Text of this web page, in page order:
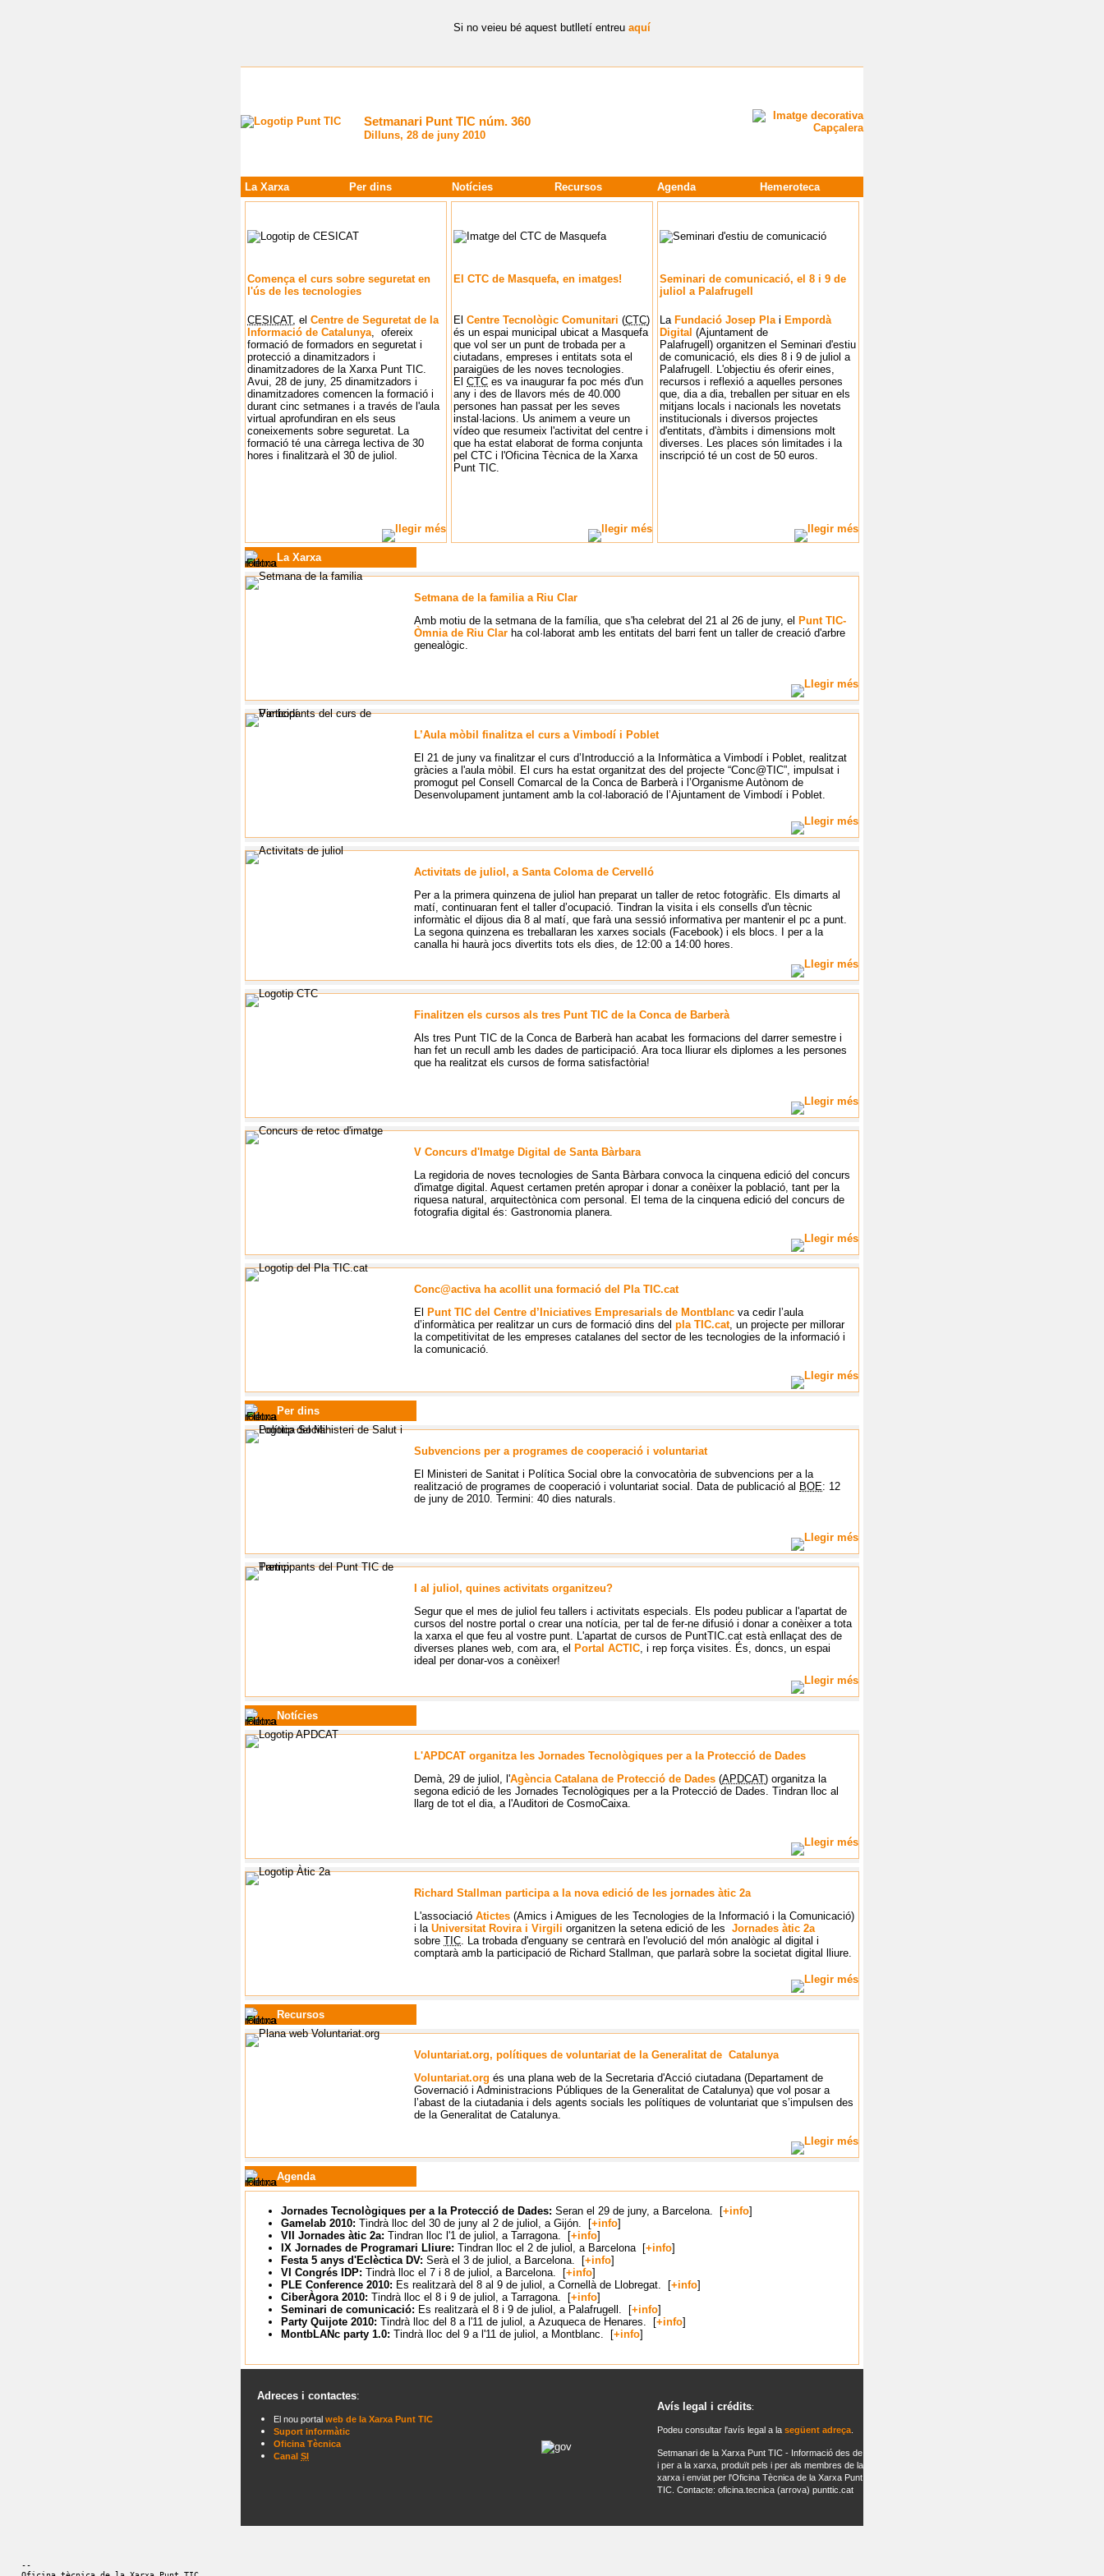
Si no veieu bé aquest butlletí entreu aquí
Setmanari Punt TIC núm. 360
Dilluns, 28 de juny 2010
La Xarxa Per dins Notícies Recursos Agenda Hemeroteca
Comença el curs sobre seguretat en
l'ús de les tecnologies
CESICAT, el Centre de Seguretat de la
Informació de Catalunya, ofereix
formació de formadors en seguretat i
protecció a dinamitzadors i
dinamitzadores de la Xarxa Punt TIC.
Avui, 28 de juny, 25 dinamitzadors i
dinamitzadores comencen la formació i
durant cinc setmanes i a través de l'aula
virtual aprofundiran en els seus
coneixements sobre seguretat. La
formació té una càrrega lectiva de 30
hores i finalitzarà el 30 de juliol.
El CTC de Masquefa, en imatges!
El Centre Tecnològic Comunitari (CTC)
és un espai municipal ubicat a Masquefa
que vol ser un punt de trobada per a
ciutadans, empreses i entitats sota el
paraigües de les noves tecnologies.
El CTC es va inaugurar fa poc més d'un
any i des de llavors més de 40.000
persones han passat per les seves
instal·lacions. Us animem a veure un
vídeo que resumeix l'activitat del centre i
que ha estat elaborat de forma conjunta
pel CTC i l'Oficina Tècnica de la Xarxa
Punt TIC.
Seminari de comunicació, el 8 i 9 de
juliol a Palafrugell
La Fundació Josep Plai Empordà
Digital (Ajuntament de
Palafrugell) organitzen el Seminari d'estiu
de comunicació, els dies 8 i 9 de juliol a
Palafrugell. L'objectiu és oferir eines,
recursos i reflexió a aquelles persones
que, dia a dia, treballen per situar en els
mitjans locals i nacionals les novetats
institucionals i diversos projectes
d'entitats, d'àmbits i dimensions molt
diverses. Les places són limitades i la
inscripció té un cost de 50 euros.
La Xarxa
Setmana de la familia a Riu Clar
Amb motiu de la setmana de la família, que s'ha celebrat del 21 al 26 de juny, el Punt TIC-
Òmnia de Riu Clar ha col·laborat amb les entitats del barri fent un taller de creació d'arbre
genealògic.
L’Aula mòbil finalitza el curs a Vimbodí i Poblet
El 21 de juny va finalitzar el curs d’Introducció a la Informàtica a Vimbodí i Poblet, realitzat
gràcies a l'aula mòbil. El curs ha estat organitzat des del projecte “Conc@TIC”, impulsat i
promogut pel Consell Comarcal de la Conca de Barberà i l’Organisme Autònom de
Desenvolupament juntament amb la col·laboració de l’Ajuntament de Vimbodí i Poblet.
Activitats de juliol, a Santa Coloma de Cervelló
Per a la primera quinzena de juliol han preparat un taller de retoc fotogràfic. Els dimarts al
matí, continuaran fent el taller d’ocupació. Tindran la visita i els consells d'un tècnic
informàtic el dijous dia 8 al matí, que farà una sessió informativa per mantenir el pc a punt.
La segona quinzena es treballaran les xarxes socials (Facebook) i els blocs. I per a la
canalla hi haurà jocs divertits tots els dies, de 12:00 a 14:00 hores.
Finalitzen els cursos als tres Punt TIC de la Conca de Barberà
Als tres Punt TIC de la Conca de Barberà han acabat les formacions del darrer semestre i
han fet un recull amb les dades de participació. Ara toca lliurar els diplomes a les persones
que ha realitzat els cursos de forma satisfactòria!
V Concurs d'Imatge Digital de Santa Bàrbara
La regidoria de noves tecnologies de Santa Bàrbara convoca la cinquena edició del concurs
d'imatge digital. Aquest certamen pretén apropar i donar a conèixer la població, tant per la
riquesa natural, arquitectònica com personal. El tema de la cinquena edició del concurs de
fotografia digital és: Gastronomia planera.
Conc@activa ha acollit una formació del Pla TIC.cat
El
Punt TIC del Centre d’Iniciatives Empresarials de Montblanc va cedir l’aula
d’informàtica per realitzar un curs de formació dins del pla TIC.cat, un projecte per millorar
la competitivitat de les empreses catalanes del sector de les tecnologies de la informació i
la comunicació.
Per dins
Subvencions per a programes de cooperació i voluntariat
El Ministeri de Sanitat i Política Social obre la convocatòria de subvencions per a la
realització de programes de cooperació i voluntariat social. Data de publicació al BOE: 12
de juny de 2010. Termini: 40 dies naturals.
I al juliol, quines activitats organitzeu?
Segur que el mes de juliol feu tallers i activitats especials. Els podeu publicar a l'apartat de
cursos del nostre portal o crear una notícia, per tal de fer-ne difusió i donar a conèixer a tota
la xarxa el que feu al vostre punt. L'apartat de cursos de PuntTIC.cat està enllaçat des de
diverses planes web, com ara, el Portal ACTIC , i rep força visites. És, doncs, un espai
ideal per donar-vos a conèixer!
Notícies
L'APDCAT organitza les Jornades Tecnològiques per a la Protecció de Dades
Demà, 29 de juliol, l'Agència Catalana de Protecció de Dades (APDCAT) organitza la
segona edició de les Jornades Tecnològiques per a la Protecció de Dades. Tindran lloc al
llarg de tot el dia, a l'Auditori de CosmoCaixa.
Richard Stallman participa a la nova edició de les jornades àtic 2a
L'associació Atictes (Amics i Amigues de les Tecnologies de la Informació i la Comunicació)
i la Universitat Rovira i Virgili organitzen la setena edició de les Jornades àtic 2a
sobre TIC . La trobada d'enguany se centrarà en l'evolució del món analògic al digital i
comptarà amb la participació de Richard Stallman, que parlarà sobre la societat digital lliure.
Recursos
Voluntariat.org, polítiques de voluntariat de la Generalitat de Catalunya
Voluntariat.org és una plana web de la Secretaria d'Acció ciutadana (Departament de
Governació i Administracions Públiques de la Generalitat de Catalunya) que vol posar a
l’abast de la ciutadania i dels agents socials les polítiques de voluntariat que s’impulsen des
de la Generalitat de Catalunya.
Agenda
Jornades Tecnològiques per a la Protecció de Dades: Seran el 29 de juny, a Barcelona. [+info]
Gamelab 2010: Tindrà lloc del 30 de juny al 2 de juliol, a Gijón [+info]
VII Jornades àtic 2a: Tindran lloc l'1 de juliol, a Tarragona [+info]
IX Jornades de Programari Lliure: Tindran lloc el 2 de juliol, a Barcelona [+info]
Festa 5 anys d'Eclèctica DV: Serà el 3 de juliol, a Barcelona [+info]
VI Congrés IDP: Tindrà lloc el 7 i 8 de juliol, a Barcelona [+info]
PLE Conference 2010: Es realitzarà del 8 al 9 de juliol, a Cornellà de Llobregat [+info]
CiberÀgora 2010: Tindrà lloc el 8 i 9 de juliol, a Tarragona [+info]
Seminari de comunicació: Es realitzarà el 8 i 9 de juliol, a Palafrugell. [+info]
Party Quijote 2010: Tindrà lloc del 8 a l'11 de juliol, a Azuqueca de Henares. [+info]
MontbLANc party 1.0: Tindrà lloc del 9 a l'11 de juliol, a Montblanc. [+info]
Adreces i contactes:
El nou portal web de la Xarxa Punt TIC
Suport informàtic
Oficina Tècnica
Canal SI
Avís legal i crédits:
Podeu consultar l'avís legal a la següent adreça
Setmanari de la Xarxa Punt TIC - Informació des de
i per a la xarxa, produït pels i per als membres de la
xarxa i enviat per l'Oficina Tècnica de la Xarxa Punt
TIC. Contacte: oficina.tecnica (arrova) punttic.cat
--